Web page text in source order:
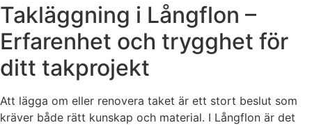
Takläggning i Långflon –
Erfarenhet och trygghet för
ditt takprojekt
Att lägga om eller renovera taket är ett stort beslut som
kräver både rätt kunskap och material. I Långflon är det